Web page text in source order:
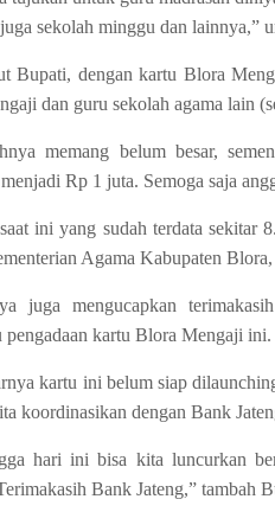
sekolah minggu dan lainnya,”
Bupati, dengan kartu Blora
dan guru sekolah agama lain
memang belum besar,
Rp 1 juta. Semoga saja
ini yang sudah terdata sekitar
Agama Kabupaten
juga mengucapkan
pengadaan kartu Blora Mengaji ini.
kartu ini belum siap
koordinasikan dengan Bank
hari ini bisa kita luncurkan
Bank Jateng,” tambah